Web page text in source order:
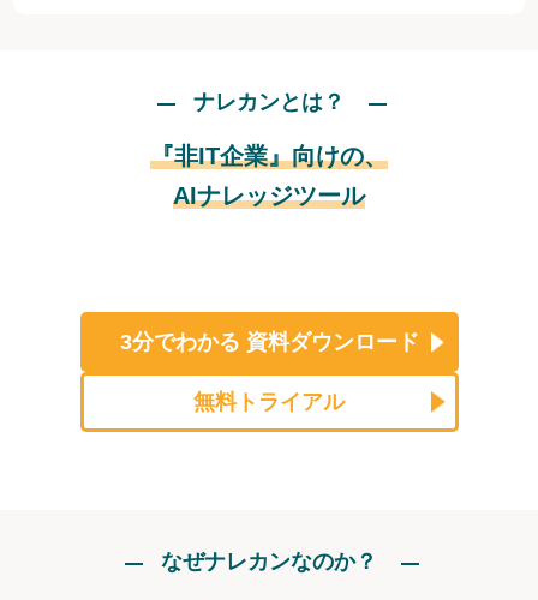
ナレカンとは？
『非IT企業』向けの、
AIナレッジツール
3分でわかる 資料ダウンロード
無料トライアル
なぜナレカンなのか？